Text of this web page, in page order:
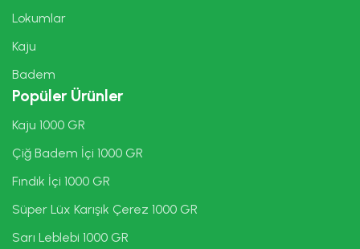
Lokumlar
Kaju
Badem
Popüler Ürünler
Kaju 1000 GR
Çiğ Badem İçi 1000 GR
Fındık İçi 1000 GR
Süper Lüx Karışık Çerez 1000 GR
Sarı Leblebi 1000 GR